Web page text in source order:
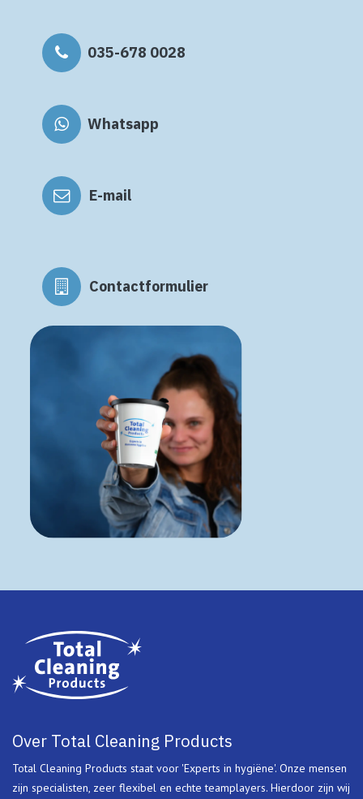
035-678 0028
Whatsapp
E-mail
Contactformulier
Over Total Cleaning Products
Total Cleaning Products staat voor 'Experts in hygiëne'. Onze mensen
zijn specialisten, zeer flexibel en echte teamplayers. Hierdoor zijn wij